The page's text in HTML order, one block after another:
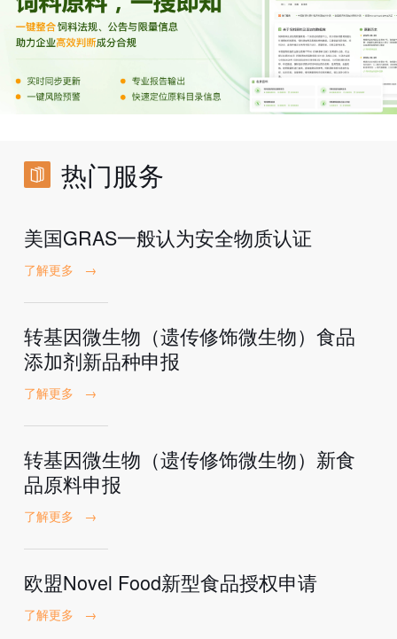
热门服务
美国GRAS一般认为安全物质认证
了解更多 →
转基因微生物（遗传修饰微生物）食品
添加剂新品种申报
了解更多 →
转基因微生物（遗传修饰微生物）新食
品原料申报
了解更多 →
欧盟Novel Food新型食品授权申请
了解更多 →